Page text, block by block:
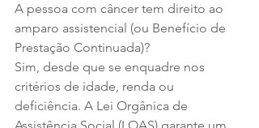
A pessoa com câncer tem direito ao
amparo assistencial (ou Benefício de
Prestação Continuada)?
Sim, desde que se enquadre nos
critérios de idade, renda ou
deficiência. A Lei Orgânica de